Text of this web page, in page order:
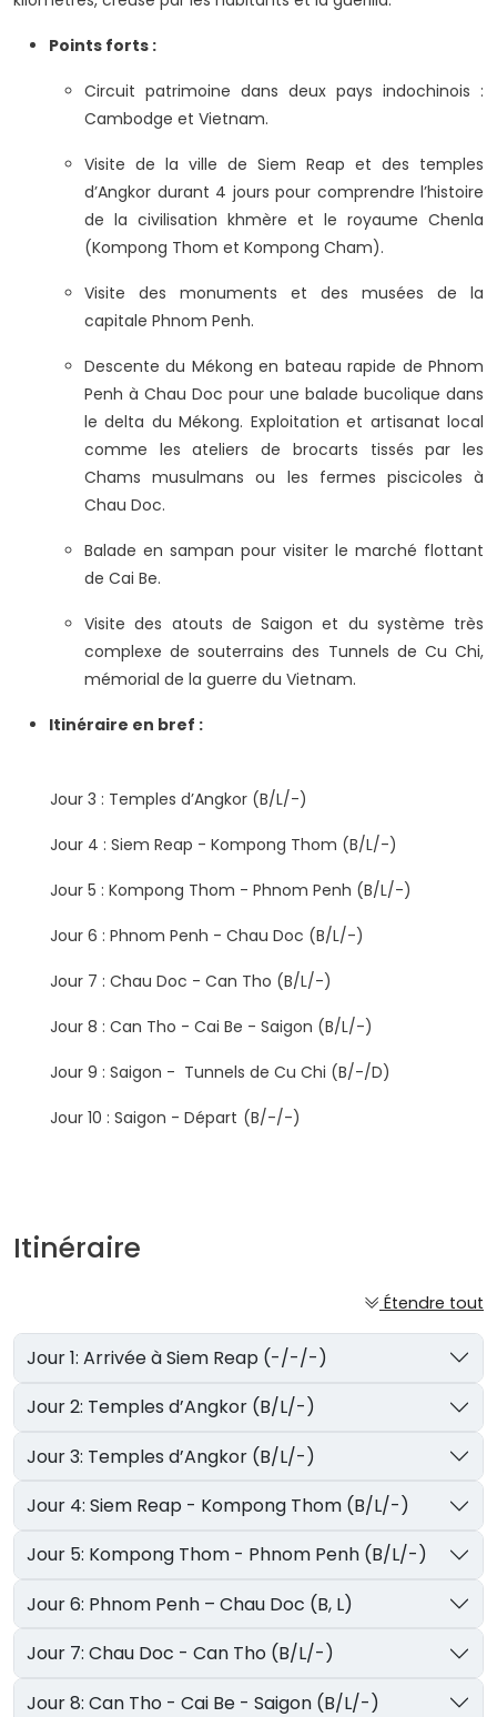
Points forts :
Circuit patrimoine dans deux pays indochinois :
Cambodge et Vietnam.
Visite de la ville de Siem Reap et des temples
d’Angkor durant 4 jours pour comprendre l’histoire
de la civilisation khmère et le royaume Chenla
(Kompong Thom et Kompong Cham).
Visite des monuments et des musées de la
capitale Phnom Penh.
Descente du Mékong en bateau rapide de Phnom
Penh à Chau Doc pour une balade bucolique dans
le delta du Mékong. Exploitation et artisanat local
comme les ateliers de brocarts tissés par les
Chams musulmans ou les fermes piscicoles à
Chau Doc.
Balade en sampan pour visiter le marché flottant
de Cai Be.
Visite des atouts de Saigon et du système très
complexe de souterrains des Tunnels de Cu Chi,
mémorial de la guerre du Vietnam.
Itinéraire en bref :
Jour 3 : Temples d’Angkor (B/L/-)
Jour 4 : Siem Reap - Kompong Thom (B/L/-)
Jour 5 : Kompong Thom - Phnom Penh (B/L/-)
Jour 6 : Phnom Penh - Chau Doc (B/L/-)
Jour 7 : Chau Doc - Can Tho (B/L/-)
Jour 8 : Can Tho - Cai Be - Saigon (B/L/-)
Jour 9 : Saigon - Tunnels de Cu Chi (B/-/D)
Jour 10 : Saigon -
Itinéraire
Étendre tout
Jour 1: Arrivée à Siem Reap (-/-/-)
Jour 2: Temples d’Angkor (B/L/-)
Jour 3: Temples d’Angkor (B/L/-)
Jour 4: Siem Reap - Kompong Thom (B/L/-)
Jour 5: Kompong Thom - Phnom Penh (B/L/-)
Jour 6: Phnom Penh – Chau Doc (B, L)
Jour 7: Chau Doc - Can Tho (B/L/-)
Jour 8: Can Tho - Cai Be - Saigon (B/L/-)